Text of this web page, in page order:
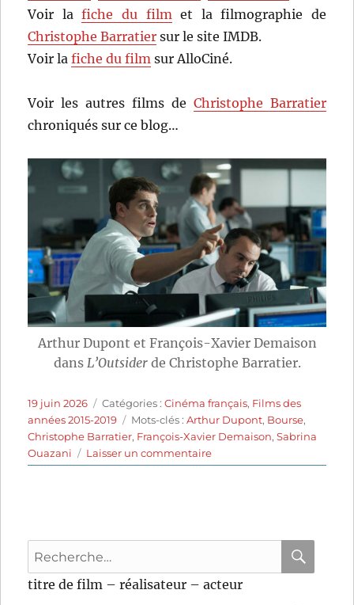
Voir lafiche du filmet la filmographie de
Christophe Barratier sur le site IMDB.
Voir lafiche du film sur AlloCiné.
Voir les autres films de Christophe Barratier
chroniqués sur ce blog…
Arthur Dupont et François-Xavier Demaison
dans L’Outsiderde Christophe Barratier.
Publié
le
19 juin 2026 Catégories
Catégories :Cinéma français, Films des
années 2015-2019
Étiquettes
Mots-clés :Arthur Dupont, Bourse,
Christophe Barratier, François-Xavier Demaison,Sabrina
Ouazani
Laisser un commentairesur
L’Outsider
Recherche
pour
titre de film – réalisateur – acteur